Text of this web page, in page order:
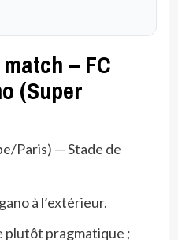
– FC
(Super
Paris) — Stade de
à l’extérieur.
plutôt pragmatique ;